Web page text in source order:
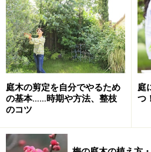
所のお庭が参考になるはずです
いるお店であれば相談に応じて
店の方に一声かけてみてはいか
庭木の植え方
植え穴は、根鉢よりも大きく掘る
庭木の剪定を自分でやるため
の基本……時期や方法、整枝
のコツ
庭
つ